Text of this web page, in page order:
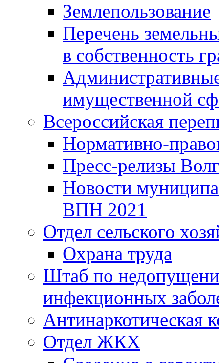
Землепользование
Перечень
в собственность
имущественной
Всероссийская
Нормативно-
Пресс-релизы
Новости
ВПН 2021
Отдел сельского
Охрана труда
Штаб по
инфекционных
Антинаркотическая
Отдел ЖКХ